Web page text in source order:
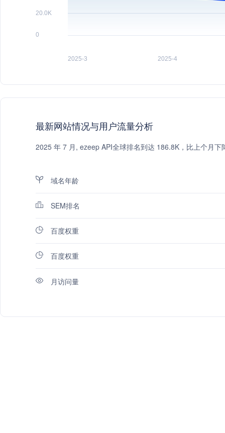
最新网站情况与用户流量分析
2025 年 7 月, ezeep API全球排名到达 186.8K，比上个月
域名年龄
SEM排名
百度权重
百度权重
月访问量